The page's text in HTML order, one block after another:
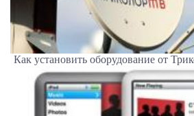
Как установить оборудование от